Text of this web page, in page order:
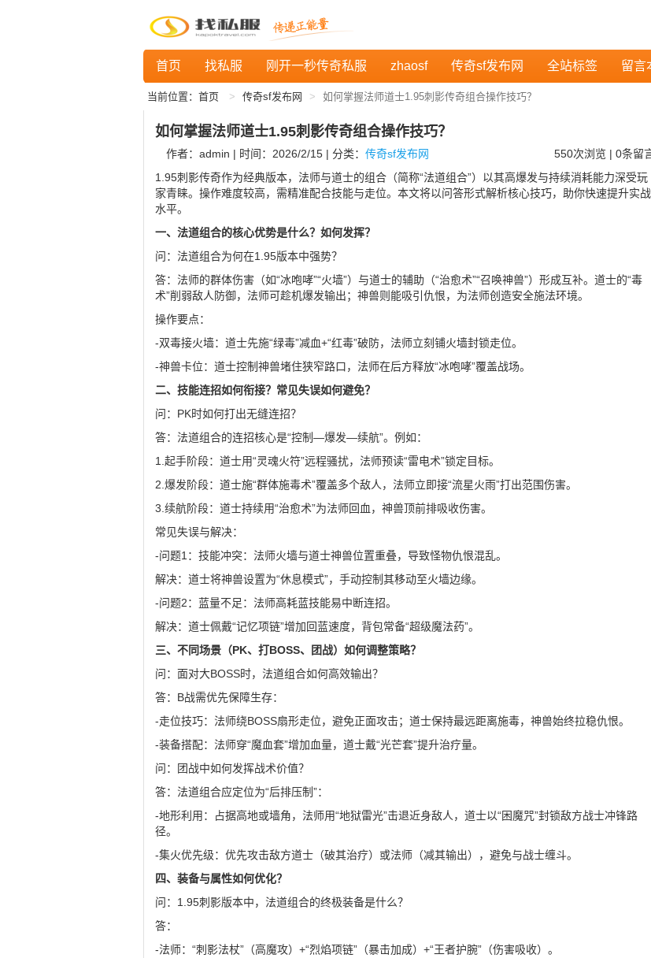
首页 找私服 刚开一秒传奇私服 zhaosf 传奇sf发布网 全站标签 留言
当前位置： 首页 传奇sf发布网 如何掌握法师道士1.95刺影传奇组合操作技巧？
如何掌握法师道士1.95刺影传奇组合操作技巧？
作者：admin | 时间：2026/2/15 | 分类： 传奇sf发布网 550次浏览 | 0条留
1.95刺影传奇作为经典版本，法师与道士的组合（简称“法道组合”）以其高爆发与持续消耗能力深受玩
家青睐。操作难度较高，需精准配合技能与走位。本文将以问答形式解析核心技巧，助你快速提升实战
水平。
一、法道组合的核心优势是什么？如何发挥？
问：法道组合为何在1.95版本中强势？
答：法师的群体伤害（如“冰咆哮”“火墙”）与道士的辅助（“治愈术”“召唤神兽”）形成互补。道士的“毒
术”削弱敌人防御，法师可趁机爆发输出；神兽则能吸引仇恨，为法师创造安全施法环境。
操作要点：
-双毒接火墙：道士先施“绿毒”减血+“红毒”破防，法师立刻铺火墙封锁走位。
-神兽卡位：道士控制神兽堵住狭窄路口，法师在后方释放“冰咆哮”覆盖战场。
二、技能连招如何衔接？常见失误如何避免？
问：PK时如何打出无缝连招？
答：法道组合的连招核心是“控制—爆发—续航”。例如：
1.起手阶段：道士用“灵魂火符”远程骚扰，法师预读“雷电术”锁定目标。
2.爆发阶段：道士施“群体施毒术”覆盖多个敌人，法师立即接“流星火雨”打出范围伤害。
3.续航阶段：道士持续用“治愈术”为法师回血，神兽顶前排吸收伤害。
常见失误与解决：
-问题1：技能冲突：法师火墙与道士神兽位置重叠，导致怪物仇恨混乱。
解决：道士将神兽设置为“休息模式”，手动控制其移动至火墙边缘。
-问题2：蓝量不足：法师高耗蓝技能易中断连招。
解决：道士佩戴“记忆项链”增加回蓝速度，背包常备“超级魔法药”。
三、不同场景（PK、打BOSS、团战）如何调整策略？
问：面对大BOSS时，法道组合如何高效输出？
答：B战需优先保障生存：
-走位技巧：法师绕BOSS扇形走位，避免正面攻击；道士保持最远距离施毒，神兽始终拉稳仇恨。
-装备搭配：法师穿“魔血套”增加血量，道士戴“光芒套”提升治疗量。
问：团战中如何发挥战术价值？
答：法道组合应定位为“后排压制”：
-地形利用：占据高地或墙角，法师用“地狱雷光”击退近身敌人，道士以“困魔咒”封锁敌方战士冲锋路
径。
-集火优先级：优先攻击敌方道士（破其治疗）或法师（减其输出），避免与战士缠斗。
四、装备与属性如何优化？
问：1.95刺影版本中，法道组合的终极装备是什么？
答：
-法师：“刺影法杖”（高魔攻）+“烈焰项链”（暴击加成）+“王者护腕”（伤害吸收）。